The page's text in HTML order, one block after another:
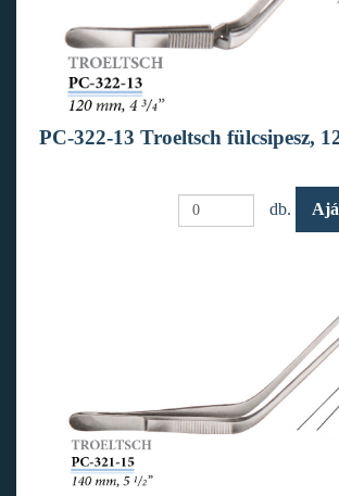
PC-322-13 Troeltsch fülcsipesz,
db.